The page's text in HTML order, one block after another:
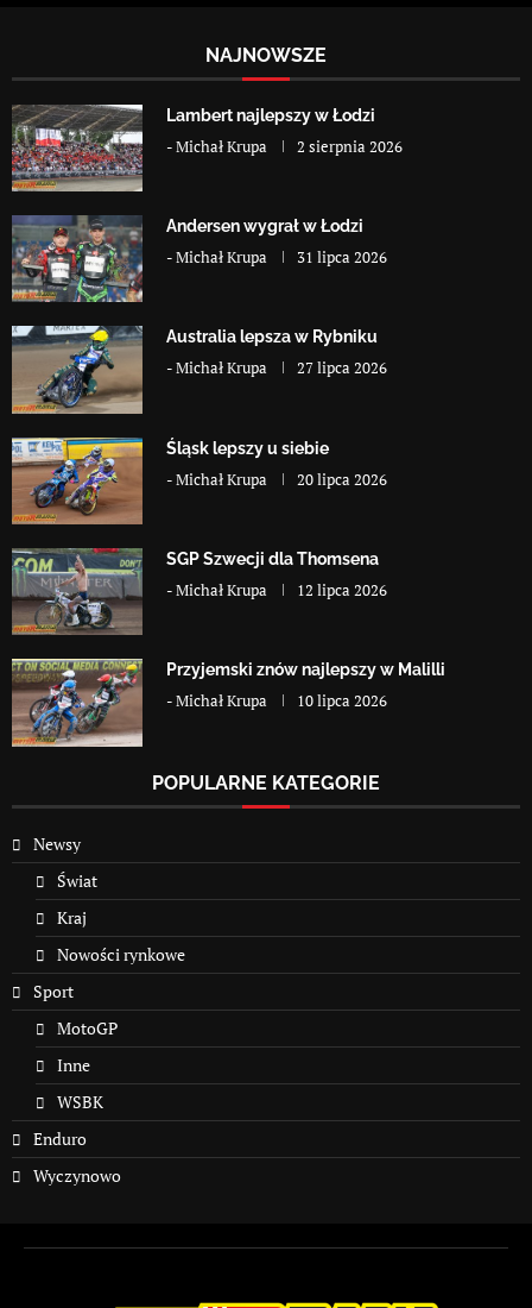
NAJNOWSZE
Lambert najlepszy w Łodzi
-Michał Krupa 2 sierpnia 2026
Andersen wygrał w Łodzi
-Michał Krupa 31 lipca 2026
Australia lepsza w Rybniku
-Michał Krupa 27 lipca 2026
Śląsk lepszy u siebie
-Michał Krupa 20 lipca 2026
SGP Szwecji dla Thomsena
-Michał Krupa 12 lipca 2026
Przyjemski znów najlepszy w Malilli
-Michał Krupa 10 lipca 2026
POPULARNE KATEGORIE
Newsy
Świat
Kraj
Nowości rynkowe
Sport
MotoGP
Inne
WSBK
Enduro
Wyczynowo